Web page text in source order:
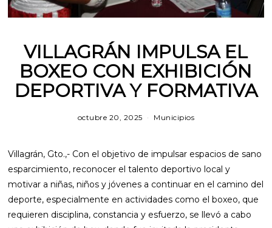
VILLAGRÁN IMPULSA EL
BOXEO CON EXHIBICIÓN
DEPORTIVA Y FORMATIVA
octubre 20, 2025 m
o
1
2
,
2
0
2
Municipios
Villagrán, Gto.,- Con el objetivo de impulsar espacios de sano
esparcimiento, reconocer el talento deportivo local y
motivar a niñas, niños y jóvenes a continuar en el camino del
deporte, especialmente en actividades como el boxeo, que
requieren disciplina, constancia y esfuerzo, se llevó a cabo